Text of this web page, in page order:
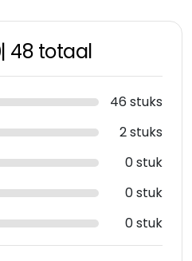
| 48 totaal
46 stuks
2 stuks
0 stuk
0 stuk
0 stuk